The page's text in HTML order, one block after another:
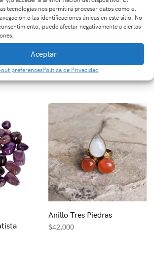
tecnologías nos permitirá procesar datos como el
o las identificaciones únicas en este sitio. No
puede afectar negativamente a ciertas
Aceptar
preferencesPolítica de Privacidad
Dije Cuarzo Cristal
$28,000
Anillo Tres Piedras
$42,000